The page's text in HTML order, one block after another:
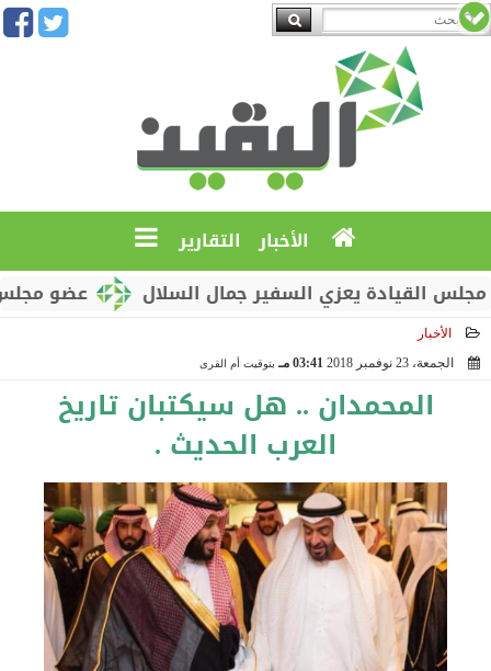
الأخبار التقارير
عضو مجلس
يعزي السفير جمال السلال
الأخبار
الجمعة، 23 نوفمبر 2018
03:41 مـ بتوقيت أم القرى
المحمدان .. هل سيكتبان تاريخ
العرب الحديث .